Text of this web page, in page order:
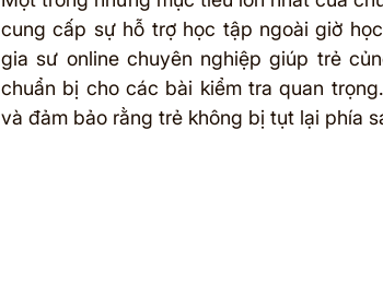
cung cấp sự hỗ trợ học tập ngoài giờ
gia sư online chuyên nghiệp giúp trẻ
chuẩn bị cho các bài kiểm tra quan
và đảm bảo rằng trẻ không bị tụt lại phía